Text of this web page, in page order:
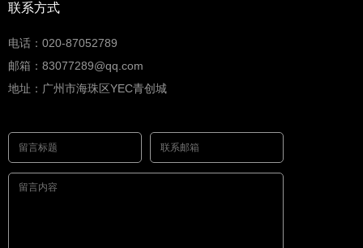
联系方式
电话：020-87052789
邮箱：83077289@qq.com
地址：广州市海珠区YEC青创城